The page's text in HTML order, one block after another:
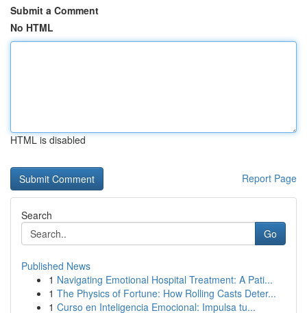
Submit a Comment
No HTML
HTML is disabled
Report Page
Search
Go
Published News
1 Navigating Emotional Hospital Treatment: A Pati...
1 The Physics of Fortune: How Rolling Casts Deter...
1 Curso en Inteligencia Emocional: Impulsa tu...